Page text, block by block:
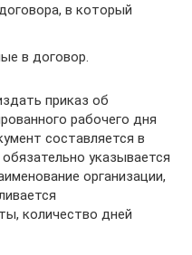
в который
в договор.
приказ об
рабочего дня
составляется в
указывается
организации,
количество дней